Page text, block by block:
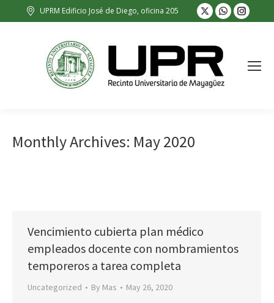
UPRM Edificio José de Diego, oficina 205
X
page
opens
in
new
window
Whatsapp
pagepage
in
new
Monthly Archives: May 2020
Vencimiento cubierta plan médico
empleados docente con nombramientos
temporeros a tarea completa
Uncategorized By Mas May 26, 2020